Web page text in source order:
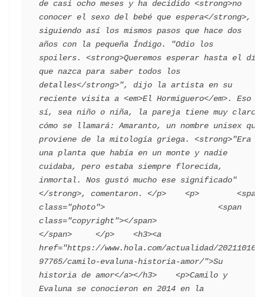
de casi ocho meses y ha decidido <strong>no
conocer el sexo del bebé que espera</strong>,
siguiendo así los mismos pasos que hace dos
años con la pequeña Índigo. "Odio los
spoilers. <strong>Queremos esperar hasta el día
que nazca para saber todos los
detalles</strong>", dijo la artista en su
reciente visita a <em>El Hormiguero</em>. Eso
sí, sea niño o niña, la pareja tiene muy claro
cómo se llamará: Amaranto, un nombre unisex que
proviene de la mitología griega. <strong>"Era
una planta que había en un monte y nadie
cuidaba, pero estaba siempre florecida,
inmortal. Nos gustó mucho ese significado"
</strong>, comentaron. </p>    <p>        <span
class="photo">                        <span
class="copyright"></span>
</span>     </p>    <h3><a
href="https://www.hola.com/actualidad/202110161
97765/camilo-evaluna-historia-amor/">Su
historia de amor</a></h3>    <p>Camilo y
Evaluna se conocieron en 2014 en la